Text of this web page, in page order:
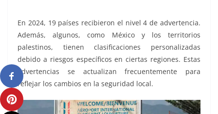
En 2024, 19 países recibieron el nivel 4 de advertencia.
Además, algunos, como México y los territorios
palestinos, tienen clasificaciones personalizadas
debido a riesgos específicos en ciertas regiones. Estas
advertencias se actualizan frecuentemente para
reflejar los cambios en la seguridad local.